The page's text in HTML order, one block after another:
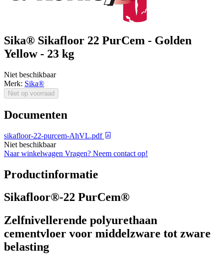
Sika® Sikafloor 22 PurCem - Golden
Yellow - 23 kg
Niet beschikbaar
Merk: Sika®
Niet op voorraad
Documenten
sikafloor-22-purcem-AhVL.pdf
Niet beschikbaar
Naar winkelwagen Vragen? Neem contact op!
Productinformatie
Sikafloor®-22 PurCem®
Zelfnivellerende polyurethaan
cementvloer voor middelzware tot zware
belasting